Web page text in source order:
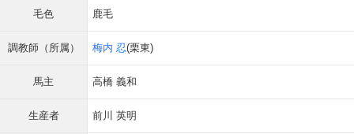
毛色 鹿毛
調教師（所属） 梅内 忍(栗東)
馬主 高橋 義和
生産者 前川 英明